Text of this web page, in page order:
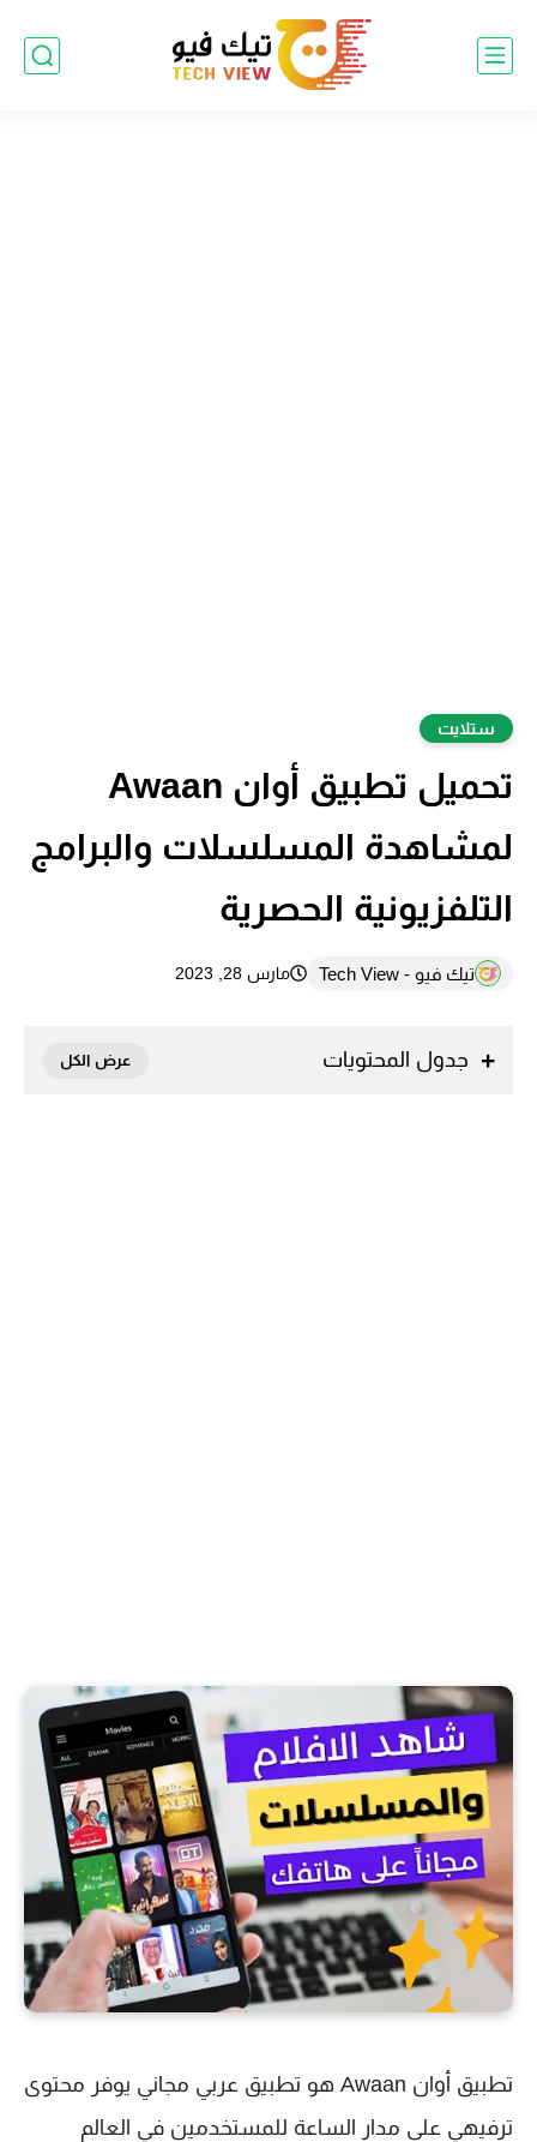
ستلايت
تحميل تطبيق أوان Awaan
لمشاهدة المسلسلات والبرامج
التلفزيونية الحصرية
تيك فيو - Tech View مارس 28, 2023
جدول المحتويات
تطبيق أوان Awaan هو تطبيق عربي مجاني يوفر محتوى
ترفيهي على مدار الساعة للمستخدمين في العالم